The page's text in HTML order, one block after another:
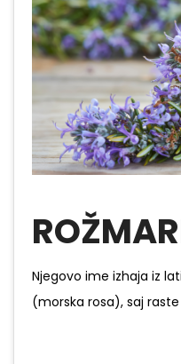
Njegovo ime izhaja iz
(morska rosa), saj